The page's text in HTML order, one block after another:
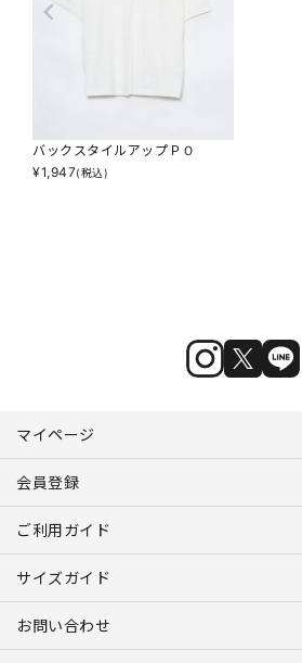
バックスタイルアップＰＯ
¥1,947(税込)
マイページ
会員登録
ご利用ガイド
サイズガイド
お問い合わせ